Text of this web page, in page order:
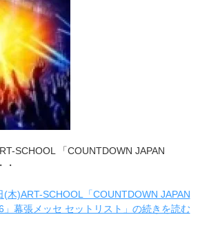
SCHOOL 「COUNTDOWN JAPAN
・
(木)ART-SCHOOL「COUNTDOWN JAPAN
」幕張メッセ セットリスト」の続きを読む